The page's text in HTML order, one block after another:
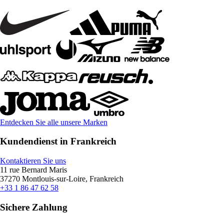
Entdecken Sie alle unsere Marken
Kundendienst in Frankreich
Kontaktieren Sie uns
11 rue Bernard Maris
37270 Montlouis-sur-Loire, Frankreich
+33 1 86 47 62 58
Sichere Zahlung